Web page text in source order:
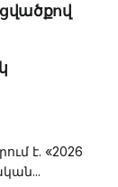
է. «2026